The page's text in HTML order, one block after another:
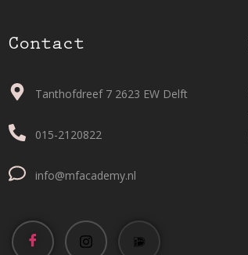
Contact
Tanthofdreef 7 2623 EW Delft
015-2120822
info@mfacademy.nl